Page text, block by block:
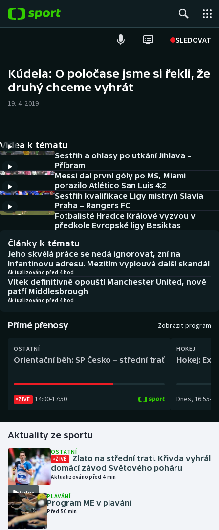
SLEDOVAT
Hokej
Cyklistika
DALŠÍ SPORTY
Americký fotbal
Baseball a softbal
Basketbal
Biatlon
Boby a skeleton
Box
Curling
Golf
Gymnastika
Házená
Jezdectví
NEPŘEHLÉDNĚTE
Historické návraty
Aplikace ČT sport
AZ kvíz
Kúdela: O poločase jsme si řekli, že
druhý chceme vyhrát
19. 4. 2019
Videa k tématu
Sestřih a ohlasy po utkání Jihlava –
Příbram
Messi dal první góly po MS, Miami
porazilo Atlético San Luis 4:2
Sestřih kvalifikace Ligy mistryň Slavia
Praha – Rangers FC
Fotbalisté Hradce Králové vyzvou v
předkole Evropské ligy Besiktas
Články k tématu
Jeho skvělá práce se nedá ignorovat, zní na
Infantinovu adresu. Mezitím vyplouvá další skandál
Aktualizováno před 4 hod
Vítek definitivně opouští Manchester United, nově
patří Middlesbrough
Aktualizováno před 4 hod
Přímé přenosy Zobrazit program
OSTATNÍ
Orientační běh: SP Česko – střední trať
ŽIVĚ 14:00-17:50
HOKEJ
Hokej:
Dnes, 16:55-
Aktuality ze sportu
Video
OSTATNÍ
ŽIVĚ
Zlato na střední trati. Křivda vyhrál
domácí závod Světového poháru
Aktualizováno před 4 min
PLAVÁNÍ
Program ME v plavání
Před 50 min